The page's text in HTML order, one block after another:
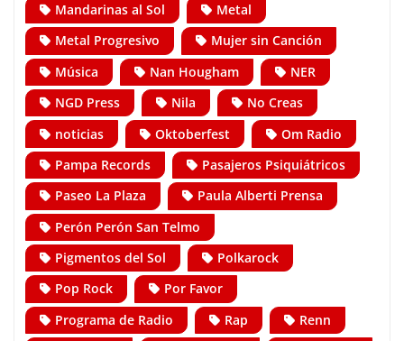
Mandarinas al Sol
Metal
Metal Progresivo
Mujer sin Canción
Música
Nan Hougham
NER
NGD Press
Nila
No Creas
noticias
Oktoberfest
Om Radio
Pampa Records
Pasajeros Psiquiátricos
Paseo La Plaza
Paula Alberti Prensa
Perón Perón San Telmo
Pigmentos del Sol
Polkarock
Pop Rock
Por Favor
Programa de Radio
Rap
Renn